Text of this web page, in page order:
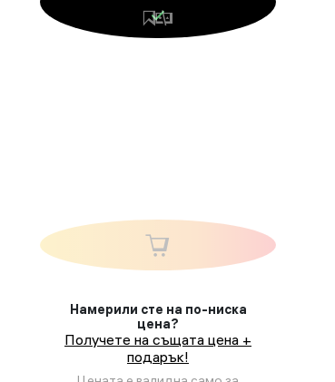
Намерили сте на по-ниска
цена?
Получете на същата цена +
подарък!